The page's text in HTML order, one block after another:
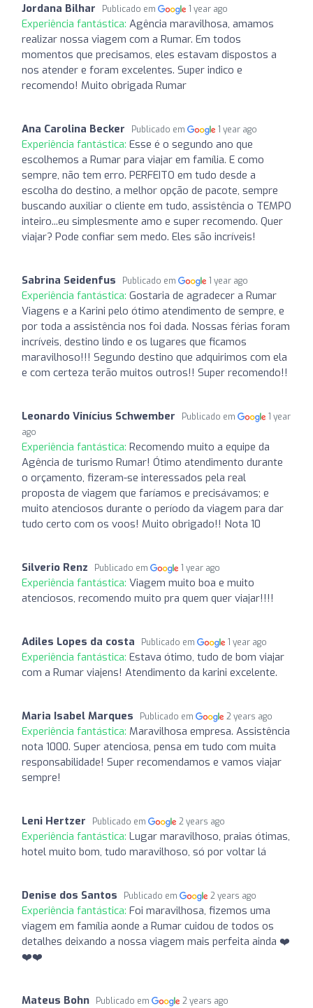
Jordana Bilhar Publicado em 1 year ago
Experiência fantástica: Agência maravilhosa, amamos
realizar nossa viagem com a Rumar. Em todos
momentos que precisamos, eles estavam dispostos a
nos atender e foram excelentes. Super indico e
recomendo! Muito obrigada Rumar
Ana Carolina Becker Publicado em 1 year ago
Experiência fantástica: Esse é o segundo ano que
escolhemos a Rumar para viajar em família. E como
sempre, não tem erro. PERFEITO em tudo desde a
escolha do destino, a melhor opção de pacote, sempre
buscando auxiliar o cliente em tudo, assistência o TEMPO
inteiro...eu simplesmente amo e super recomendo. Quer
viajar? Pode confiar sem medo. Eles são incríveis!
Sabrina Seidenfus Publicado em 1 year ago
Experiência fantástica: Gostaria de agradecer a Rumar
Viagens e a Karini pelo ótimo atendimento de sempre, e
por toda a assistência nos foi dada. Nossas férias foram
incríveis, destino lindo e os lugares que ficamos
maravilhoso!!! Segundo destino que adquirimos com ela
e com certeza terão muitos outros!! Super recomendo!!
Leonardo Vinícius Schwember Publicado em
1 year
ago
Experiência fantástica: Recomendo muito a equipe da
Agência de turismo Rumar! Ótimo atendimento durante
o orçamento, fizeram-se interessados pela real
proposta de viagem que faríamos e precisávamos; e
muito atenciosos durante o período da viagem para dar
tudo certo com os voos! Muito obrigado!! Nota 10
Silverio Renz Publicado em 1 year ago
Experiência fantástica: Viagem muito boa e muito
atenciosos, recomendo muito pra quem quer viajar!!!!
Adiles Lopes da costa Publicado em 1 year ago
Experiência fantástica: Estava ótimo, tudo de bom viajar
com a Rumar viajens! Atendimento da karini excelente.
Maria Isabel Marques Publicado em 2 years ago
Experiência fantástica: Maravilhosa empresa. Assistência
nota 1000. Super atenciosa, pensa em tudo com muita
responsabilidade! Super recomendamos e vamos viajar
sempre!
Leni Hertzer Publicado em 2 years ago
Experiência fantástica: Lugar maravilhoso, praias ótimas,
hotel muito bom, tudo maravilhoso, só por voltar lá
Denise dos Santos Publicado em 2 years ago
Experiência fantástica: Foi maravilhosa, fizemos uma
viagem em família aonde a Rumar cuidou de todos os
detalhes deixando a nossa viagem mais perfeita ainda ❤️
❤️❤️
Mateus Bohn Publicado em 2 years ago